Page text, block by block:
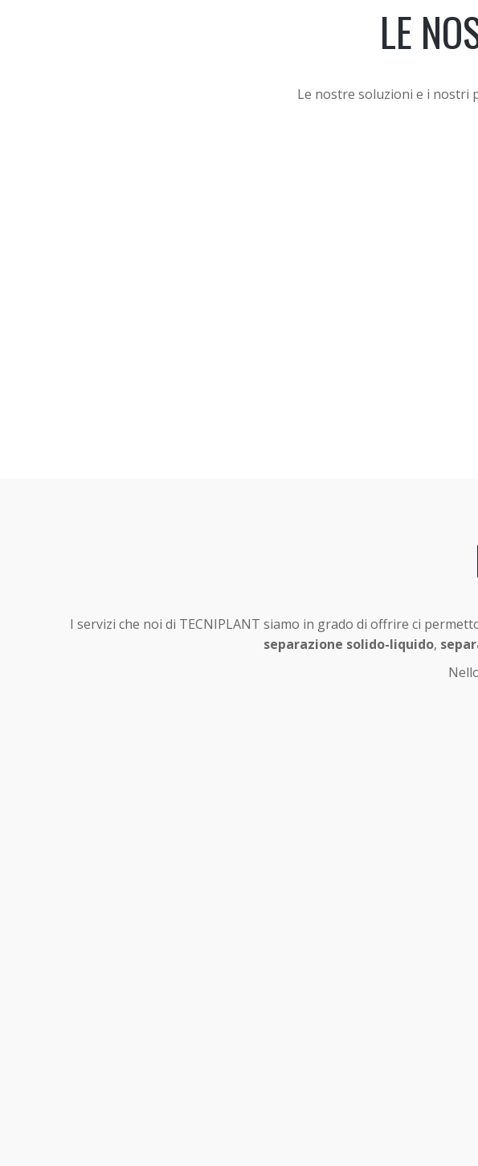
LE
Le nostre soluzioni e i nostri
I servizi che noi di TECNIPLANT siamo in grado di offrire ci
separazione solido-liquido,